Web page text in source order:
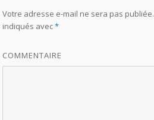
Votre adresse e-mail ne sera pas publiée.
indiqués avec*
COMMENTAIRE